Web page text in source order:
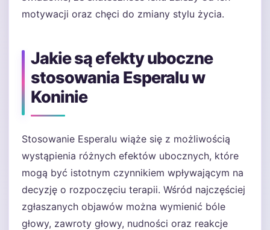
motywacji oraz chęci do zmiany stylu życia.
Jakie są efekty uboczne
stosowania Esperalu w
Koninie
Stosowanie Esperalu wiąże się z możliwością
wystąpienia różnych efektów ubocznych, które
mogą być istotnym czynnikiem wpływającym na
decyzję o rozpoczęciu terapii. Wśród najczęściej
zgłaszanych objawów można wymienić bóle
głowy, zawroty głowy, nudności oraz reakcje